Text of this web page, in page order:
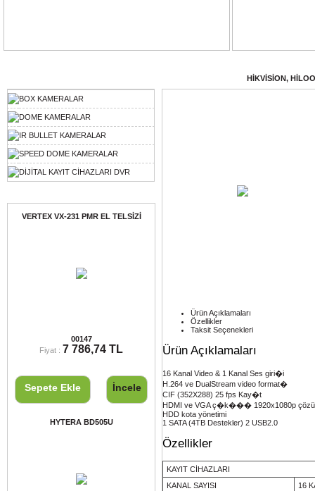
BOX KAMERALAR
DOME KAMERALAR
IR BULLET KAMERALAR
SPEED DOME KAMERALAR
DİJİTAL KAYIT CİHAZLARI DVR
VERTEX VX-231 PMR EL TELSİZİ
00147
Fiyat : 7 786,74 TL
Sepete Ekle İncele
HYTERA BD505U
HİKVİSİON,
Ürün Açıklamaları
Özellikler
Taksit Seçenekleri
Ürün Açıklamaları
16 Kanal Video & 1 Kanal Ses giri�i
H.264 ve DualStream video format�
CIF (352X288) 25 fps Kay�t
HDMI ve VGA ç�k��� 1920x1080p
HDD kota yönetimi
1 SATA (4TB Destekler) 2 USB2.0
Özellikler
KAYIT CİHAZLARI
KANAL SAYISI
16